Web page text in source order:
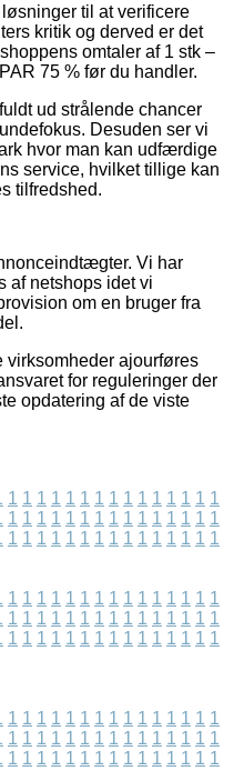
til at verificere
kritik og derved er det
omtaler af 1 stk –
75 % før du handler.
ud strålende chancer
Desuden ser vi
hvor man kan udfærdige
service, hvilket tillige kan
tilfredshed.
Vi har
af netshops idet vi
om en bruger fra
virksomheder ajourføres
for reguleringer der
opdatering af de viste
1 1 1 1 1 1 1 1 1 1 1 1 1 1 1
1 1 1 1 1 1 1 1 1 1 1 1 1 1 1
1 1 1 1 1 1 1 1 1 1 1 1 1 1 1
1 1 1 1 1 1 1 1 1 1 1 1 1 1 1
1 1 1 1 1 1 1 1 1 1 1 1 1 1 1
1 1 1 1 1 1 1 1 1 1 1 1 1 1 1
1 1 1 1 1 1 1 1 1 1 1 1 1 1 1
1 1 1 1 1 1 1 1 1 1 1 1 1 1 1
1 1 1 1 1 1 1 1 1 1 1 1 1 1 1